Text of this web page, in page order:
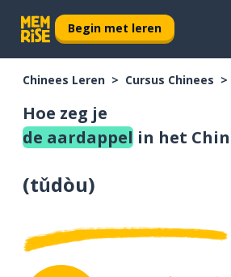
Begin met leren
Chinees Leren Cursus Chinees
Hoe zeg je
de aardappel in het
(tǔdòu)